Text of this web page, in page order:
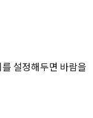
설정해두면 바람을